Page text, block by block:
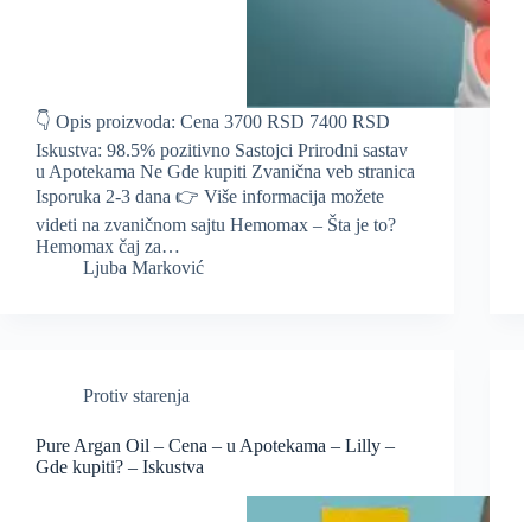
👇 Opis proizvoda: Cena 3700 RSD 7400 RSD
Iskustva: 98.5% pozitivno Sastojci Prirodni sastav
u Apotekama Ne Gde kupiti Zvanična veb stranica
Isporuka 2-3 dana 👉 Više informacija možete
videti na zvaničnom sajtu Hemomax – Šta je to?
Hemomax čaj za…
Ljuba Marković
Protiv starenja
Pure Argan Oil – Cena – u Apotekama – Lilly –
Gde kupiti? – Iskustva